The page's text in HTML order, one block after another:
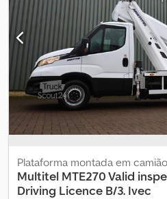
Plataforma montada em camião
Multitel MTE270 Valid
Driving Licence B/3. Ivec